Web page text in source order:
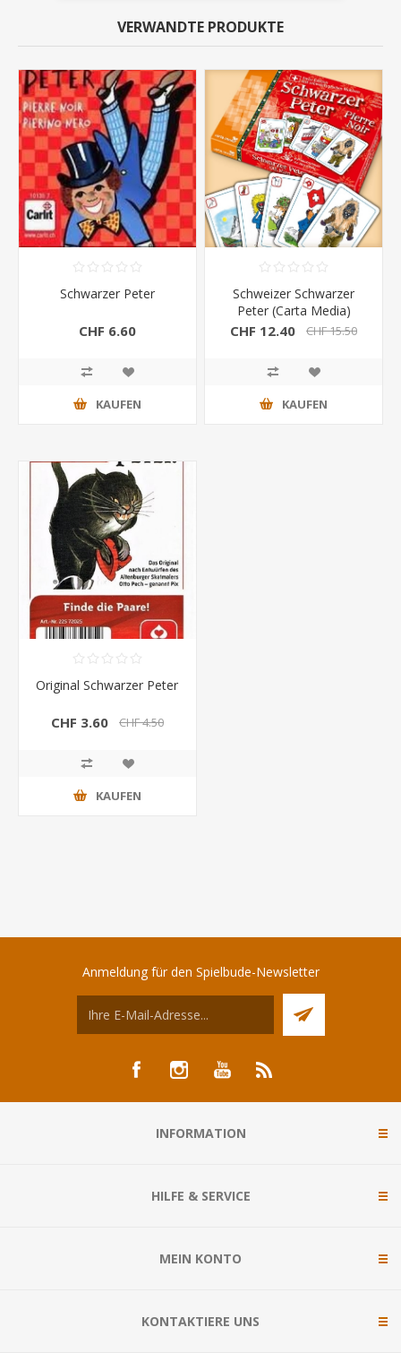
VERWANDTE PRODUKTE
Schwarzer Peter
CHF 6.60
KAUFEN
Schweizer Schwarzer
Peter (Carta Media)
CHF 12.40 CHF 15.50
KAUFEN
Original Schwarzer Peter
CHF 3.60 CHF 4.50
KAUFEN
Anmeldung für den Spielbude-Newsletter
INFORMATION
HILFE & SERVICE
MEIN KONTO
KONTAKTIERE UNS